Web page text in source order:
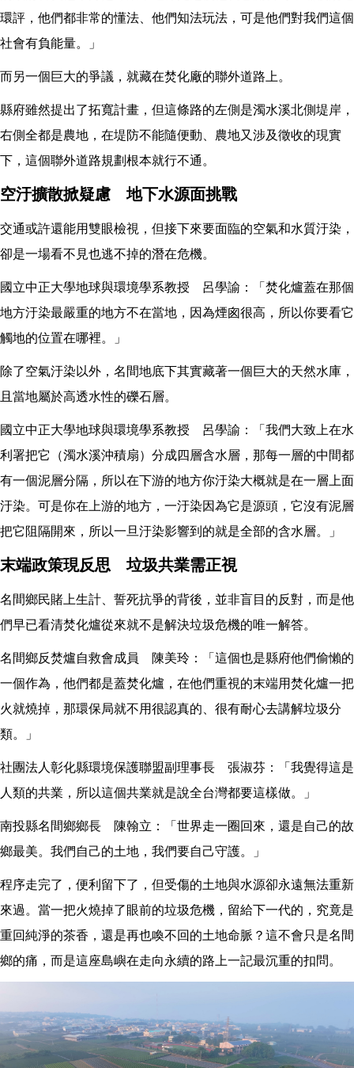
環評，他們都非常的懂法、他們知法玩法，可是他們對我們這個
社會有負能量。」
而另一個巨大的爭議，就藏在焚化廠的聯外道路上。
縣府雖然提出了拓寬計畫，但這條路的左側是濁水溪北側堤岸，
右側全都是農地，在堤防不能隨便動、農地又涉及徵收的現實
下，這個聯外道路規劃根本就行不通。
空汙擴散掀疑慮 地下水源面挑戰
交通或許還能用雙眼檢視，但接下來要面臨的空氣和水質汙染，
卻是一場看不見也逃不掉的潛在危機。
國立中正大學地球與環境學系教授 呂學諭：「焚化爐蓋在那個
地方汙染最嚴重的地方不在當地，因為煙囪很高，所以你要看它
觸地的位置在哪裡。」
除了空氣汙染以外，名間地底下其實藏著一個巨大的天然水庫，
且當地屬於高透水性的礫石層。
國立中正大學地球與環境學系教授 呂學諭：「我們大致上在水
利署把它（濁水溪沖積扇）分成四層含水層，那每一層的中間都
有一個泥層分隔，所以在下游的地方你汙染大概就是在一層上面
汙染。可是你在上游的地方，一汙染因為它是源頭，它沒有泥層
把它阻隔開來，所以一旦汙染影響到的就是全部的含水層。」
末端政策現反思 垃圾共業需正視
名間鄉民賭上生計、誓死抗爭的背後，並非盲目的反對，而是他
們早已看清焚化爐從來就不是解決垃圾危機的唯一解答。
名間鄉反焚爐自救會成員 陳美玲：「這個也是縣府他們偷懶的
一個作為，他們都是蓋焚化爐，在他們重視的末端用焚化爐一把
火就燒掉，那環保局就不用很認真的、很有耐心去講解垃圾分
類。」
社團法人彰化縣環境保護聯盟副理事長 張淑芬：「我覺得這是
人類的共業，所以這個共業就是說全台灣都要這樣做。」
南投縣名間鄉鄉長 陳翰立：「世界走一圈回來，還是自己的故
鄉最美。我們自己的土地，我們要自己守護。」
程序走完了，便利留下了，但受傷的土地與水源卻永遠無法重新
來過。當一把火燒掉了眼前的垃圾危機，留給下一代的，究竟是
重回純淨的茶香，還是再也喚不回的土地命脈？這不會只是名間
鄉的痛，而是這座島嶼在走向永續的路上一記最沉重的扣問。